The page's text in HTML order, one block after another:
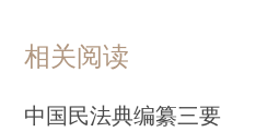
相关阅读
中国民法典编纂三要